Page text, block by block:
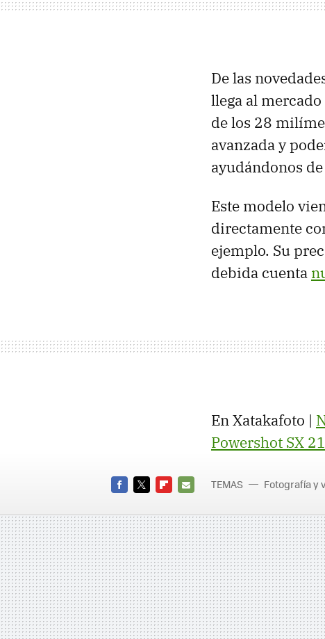
De las
llega al
de los 28
avanzada y
ayudándonos
Este modelo
directamente
ejemplo. Su
debida cuenta
En Xatakafoto |
Powershot SX
MAIL
TEMAS Fotografía y